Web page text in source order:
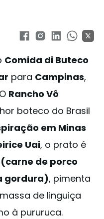
Comida di Buteco
para Campinas,
Rancho Vô
boteco do Brasil
em Minas
Uai, o prato é
de porco
gordura), pimenta
de linguiça
à pururuca.